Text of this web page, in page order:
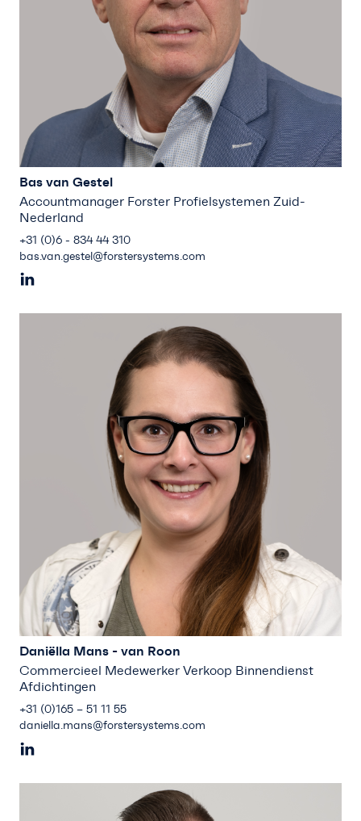
Bas van Gestel
Accountmanager Forster Profielsystemen Zuid-
Nederland
+31 (0)6 - 834 44 310
bas.van.gestel@forstersystems.com
Daniëlla Mans - van Roon
Commercieel Medewerker Verkoop Binnendienst
Afdichtingen
+31 (0)165 – 51 11 55
daniella.mans@forstersystems.com